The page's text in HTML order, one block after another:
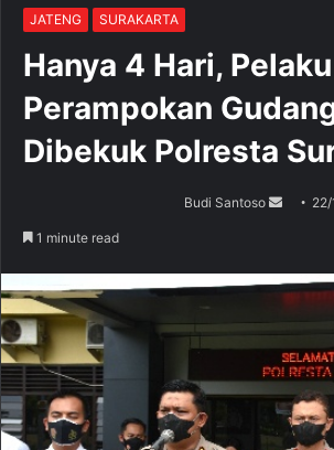
JATENG SURAKARTA
Hanya 4 Hari, Pelaku
Perampokan
Dibekuk Polresta
Budi Santoso
d
a
n
e
a
22/
1 minute read